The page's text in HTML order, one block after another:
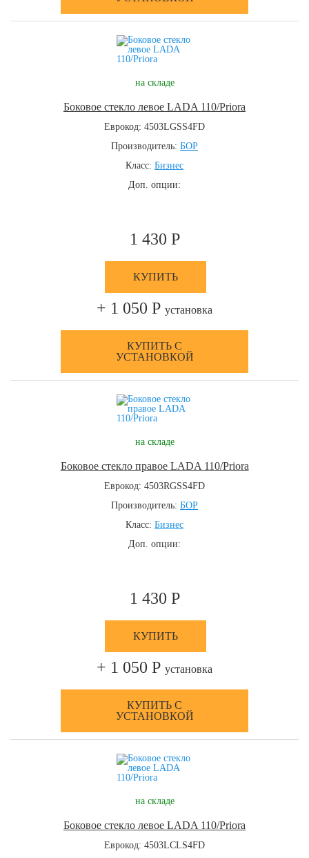
на складе
Боковое стекло левое LADA 110/Priora
Еврокод: 4503LGSS4FD
Производитель: БОР
Класс: Бизнес
Доп. опции:
1 430 Р
КУПИТЬ
+ 1 050 Р установка
КУПИТЬ С
УСТАНОВКОЙ
на складе
Боковое стекло правое LADA 110/Priora
Еврокод: 4503RGSS4FD
Производитель: БОР
Класс: Бизнес
Доп. опции:
1 430 Р
КУПИТЬ
+ 1 050 Р установка
КУПИТЬ С
УСТАНОВКОЙ
на складе
Боковое стекло левое LADA 110/Priora
Еврокод: 4503LCLS4FD